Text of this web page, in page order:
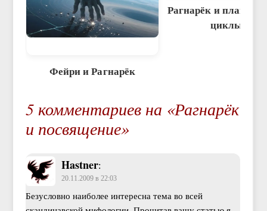
Фейри и Рагнарёк
Рагнарёк и
циклы
5 комментариев на «Рагнарёк
и посвящение»
Hastner:
20.11.2009 в 22:03
Безусловно наиболее интересна тема во всей